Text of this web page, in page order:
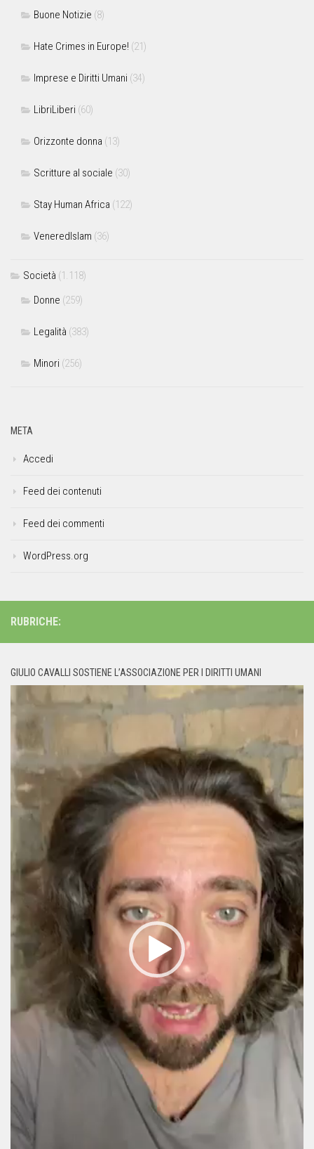
Buone Notizie (8)
Hate Crimes in Europe! (21)
Imprese e Diritti Umani (34)
LibriLiberi (60)
Orizzonte donna (13)
Scritture al sociale (30)
Stay Human Africa (122)
VeneredIslam (36)
Società (1.118)
Donne (259)
Legalità (383)
Minori (256)
META
Accedi
Feed dei contenuti
Feed dei commenti
WordPress.org
RUBRICHE:
GIULIO CAVALLI SOSTIENE L’ASSOCIAZIONE PER I DIRITTI UMANI
Player